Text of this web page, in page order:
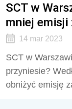
SCT w
mniej emisji
14 mar 2023
SCT w
przyniesie?
obniżyć emisję